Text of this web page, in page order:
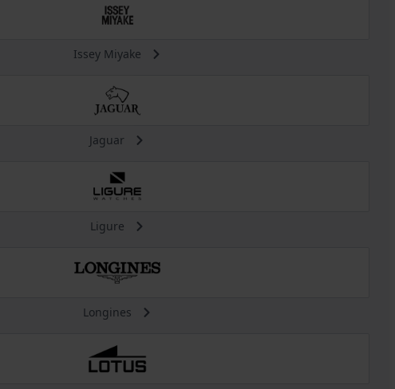
Issey Miyake
Jaguar
Ligure
Longines